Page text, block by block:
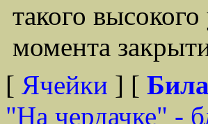
такого
момента
[ Ячейки ] [
"На чердачке" -